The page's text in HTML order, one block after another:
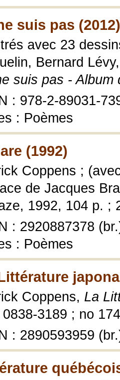
suis pas (2012)
avec 23
Bernard
suis pas - Album
: 978-2-89031-
: Poèmes
(1992)
Coppens ;
de Jacques
1992, 104 p. ;
: 2920887378
: Poèmes
Coppens, La
0838-3189 ; no
: 2890593959